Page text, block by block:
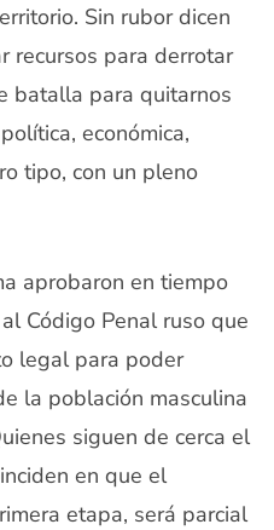
Sin rubor dicen
recursos para derrotar
batalla para quitarnos
económica,
tipo, con un pleno
aprobaron en tiempo
Código Penal ruso que
legal para poder
la población masculina
siguen de cerca el
en que el
etapa, será parcial